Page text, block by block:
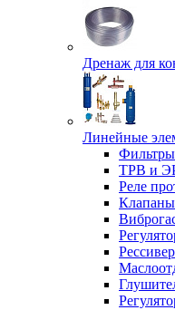
Дренаж для
Линейные
Фильтры
ТРВ и
Реле
Клапаны